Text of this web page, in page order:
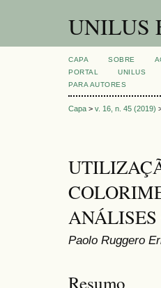
UNILUS
CAPA SOBRE
PORTAL
UNILUS
PARA AUTORES
Capa > v. 16, n. 45 (2019)
Paolo Ruggero
Resumo